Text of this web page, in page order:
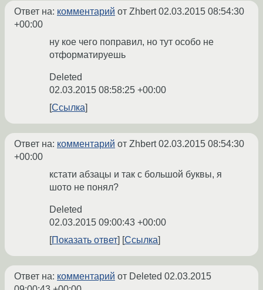
Ответ на: комментарий от Zhbert02.03.2015 08:54:30
+00:00
ну кое чего поправил, но тут особо не
отформатируешь
Deleted
02.03.2015 08:58:25 +00:00
Ссылка
Ответ на: комментарий от Zhbert02.03.2015 08:54:30
+00:00
кстати абзацы и так с большой буквы, я
шото не понял?
Deleted
02.03.2015 09:00:43 +00:00
Показать ответ
Ссылка
Ответ на: комментарий от Deleted 02.03.2015